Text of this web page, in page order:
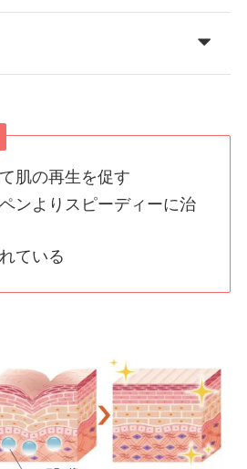
肌の再生を促す
ンよりスピーディーに治
ている